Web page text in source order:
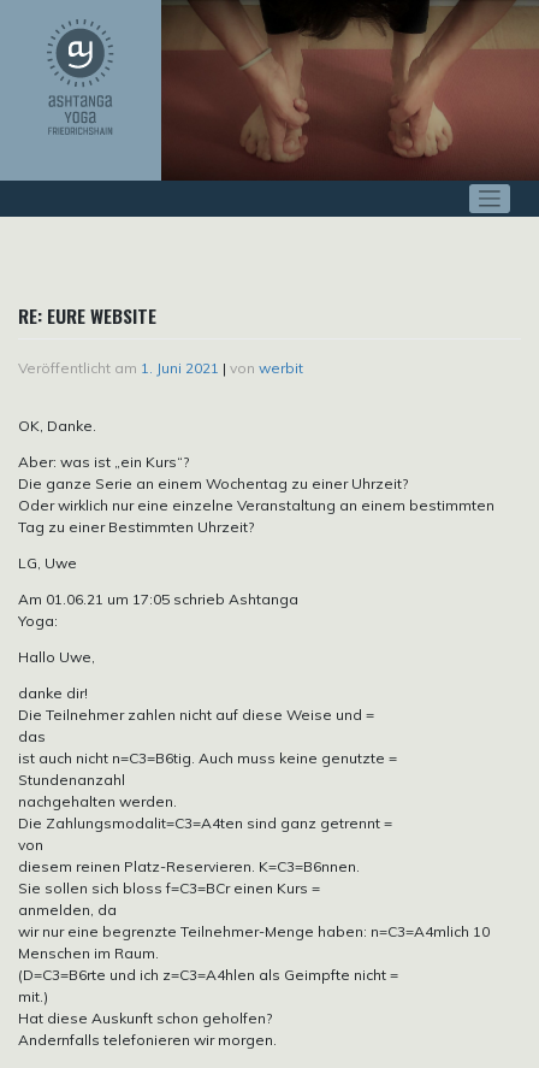
springen
RE: EURE WEBSITE
Veröffentlicht am 1. Juni 2021 | von werbit
OK, Danke.
Aber: was ist „ein Kurs“?
Die ganze Serie an einem Wochentag zu einer Uhrzeit?
Oder wirklich nur eine einzelne Veranstaltung an einem bestimmten
Tag zu einer Bestimmten Uhrzeit?
LG, Uwe
Am 01.06.21 um 17:05 schrieb Ashtanga
Yoga:
Hallo Uwe,
danke dir!
Die Teilnehmer zahlen nicht auf diese Weise und =
das
ist auch nicht n=C3=B6tig. Auch muss keine genutzte =
Stundenanzahl
nachgehalten werden.
Die Zahlungsmodalit=C3=A4ten sind ganz getrennt =
von
diesem reinen Platz-Reservieren. K=C3=B6nnen.
Sie sollen sich bloss f=C3=BCr einen Kurs =
anmelden, da
wir nur eine begrenzte Teilnehmer-Menge haben: n=C3=A4mlich 10
Menschen im Raum.
(D=C3=B6rte und ich z=C3=A4hlen als Geimpfte nicht =
mit.)
Hat diese Auskunft schon geholfen?
Andernfalls telefonieren wir morgen.